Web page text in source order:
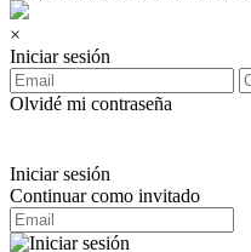
×
Iniciar sesión
Olvidé mi contraseña
Iniciar sesión
Continuar como invitado